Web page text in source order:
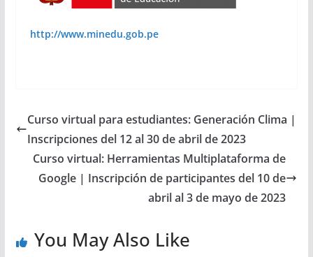
http://www.minedu.gob.pe
Curso virtual para estudiantes: Generación Clima |
Inscripciones del 12 al 30 de abril de 2023
Curso virtual: Herramientas Multiplataforma de
Google | Inscripción de participantes del 10 de
abril al 3 de mayo de 2023
You May Also Like